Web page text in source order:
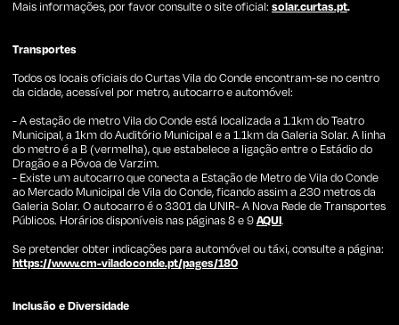
Mais informações, por favor consulte o site oficial: solar.curtas.pt.
Transportes
Todos os locais oficiais do Curtas Vila do Conde encontram-se no centro
da cidade, acessível por metro, autocarro e automóvel:
- A estação de metro Vila do Conde está localizada a 1.1km do Teatro
Municipal, a 1km do Auditório Municipal e a 1.1km da Galeria Solar. A linha
do metro é a B (vermelha), que estabelece a ligação entre o Estádio do
Dragão e a Póvoa de Varzim.
- Existe um autocarro que conecta a Estação de Metro de Vila do Conde
ao Mercado Municipal de Vila do Conde, ficando assim a 230 metros da
Galeria Solar. O autocarro é o 3301 da UNIR- A Nova Rede de Transportes
Públicos. Horários disponíveis nas páginas 8 e 9AQUI.
Se pretender obter indicações para automóvel ou táxi, consulte a página:
https://www.cm-viladoconde.pt/pages/180
Inclusão e Diversidade
Subscrever Newsletter